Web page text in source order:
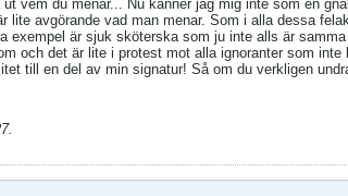
vem du menar... Nu känner jag mig inte som en
lite avgörande vad man menar. Som i alla dessa
exempel är sjuk sköterska som ju inte alls är
och det är lite i protest mot alla ignoranter som
till en del av min signatur! Så om du verkligen
.